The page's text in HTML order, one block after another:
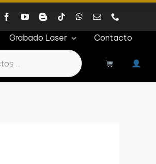
Grabado Laser
Contacto